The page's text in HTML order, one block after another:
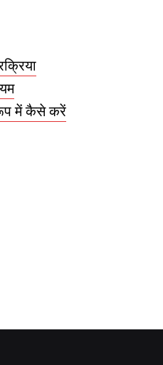
रूप में कैसे करें